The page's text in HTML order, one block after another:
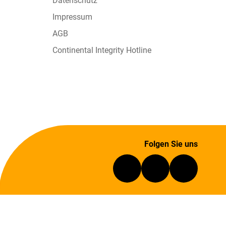
Impressum
AGB
Continental Integrity Hotline
Folgen Sie uns